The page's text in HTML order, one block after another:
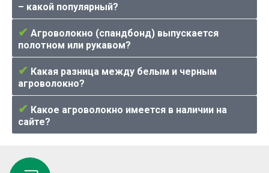
– какой популярный?
✔ Агроволокно (спандбонд) выпускается
полотном или рукавом?
✔ Какая разница между белым и черным
агроволокно?
✔ Какое агроволокно имеется в наличии на
сайте?